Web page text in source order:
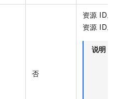
否
资源 ID
资源 ID。
说明